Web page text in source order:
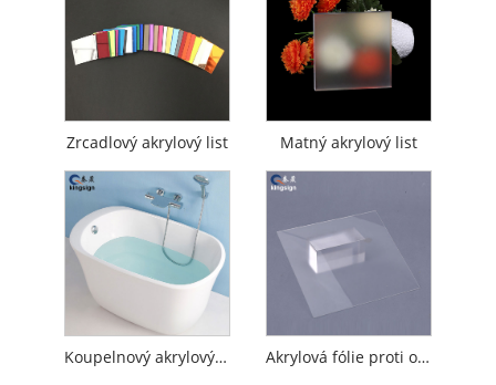
Zrcadlový akrylový list Matný akrylový list
Koupelnový akrylový plech Akrylová fólie proti oslnění